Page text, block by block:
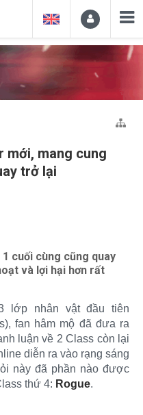
mới, mang cung
trở lại
cuối cùng cũng quay
và lợi hại hơn rất
lớp nhân vật đầu tiên
fan hâm mộ đã đưa ra
luận về 2 Class còn lại
diễn ra vào rạng sáng
này đã phần nào được
thứ 4: Rogue.